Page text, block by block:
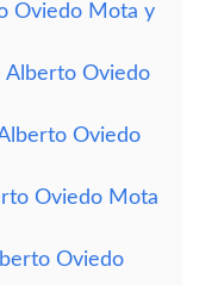
Oviedo Mota y
Alberto Oviedo
Oviedo
Oviedo Mota
Oviedo